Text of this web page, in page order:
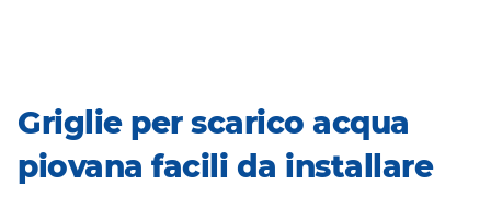
Griglie per scarico acqua
piovana facili da installare